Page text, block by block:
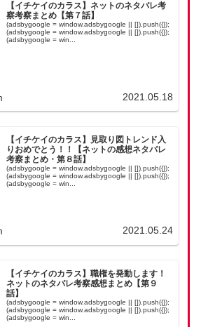
【イチケイのカラス】ネットのネタバレ考
察考察まとめ【第７話】
(adsbygoogle = window.adsbygoogle || []).push({});
(adsbygoogle = window.adsbygoogle || []).push({});
(adsbygoogle = win...
2021.05.18
【イチケイのカラス】見取り図トレンド入
りおめでとう！！【ネットの感想ネタバレ
考察まとめ・第８話】
(adsbygoogle = window.adsbygoogle || []).push({});
(adsbygoogle = window.adsbygoogle || []).push({});
(adsbygoogle = win...
2021.05.24
【イチケイのカラス】職権を発動します！
ネットのネタバレ考察感想まとめ【第９
話】
(adsbygoogle = window.adsbygoogle || []).push({});
(adsbygoogle = window.adsbygoogle || []).push({});
(adsbygoogle = win...